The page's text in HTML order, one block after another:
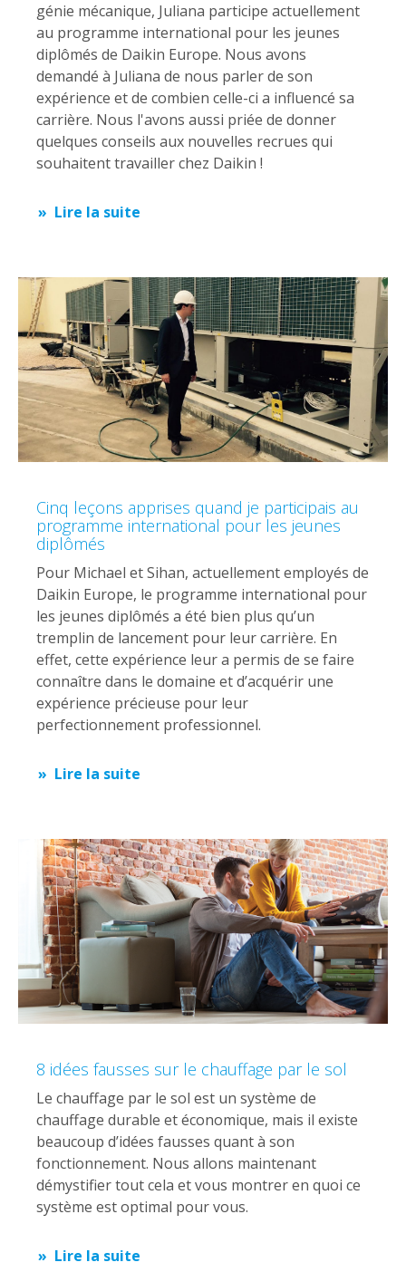
génie mécanique, Juliana participe actuellement
au programme international pour les jeunes
diplômés de Daikin Europe. Nous avons
demandé à Juliana de nous parler de son
expérience et de combien celle-ci a influencé sa
carrière. Nous l'avons aussi priée de donner
quelques conseils aux nouvelles recrues qui
souhaitent travailler chez Daikin !
Lire la suite
Cinq leçons apprises quand je participais au
programme international pour les jeunes
diplômés
Pour Michael et Sihan, actuellement employés de
Daikin Europe, le programme international pour
les jeunes diplômés a été bien plus qu’un
tremplin de lancement pour leur carrière. En
effet, cette expérience leur a permis de se faire
connaître dans le domaine et d’acquérir une
expérience précieuse pour leur
perfectionnement professionnel.
Lire la suite
8 idées fausses sur le chauffage par le sol
Le chauffage par le sol est un système de
chauffage durable et économique, mais il existe
beaucoup d’idées fausses quant à son
fonctionnement. Nous allons maintenant
démystifier tout cela et vous montrer en quoi ce
système est optimal pour vous.
Lire la suite